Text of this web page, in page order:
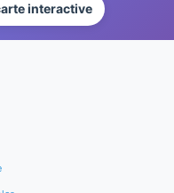
interactive